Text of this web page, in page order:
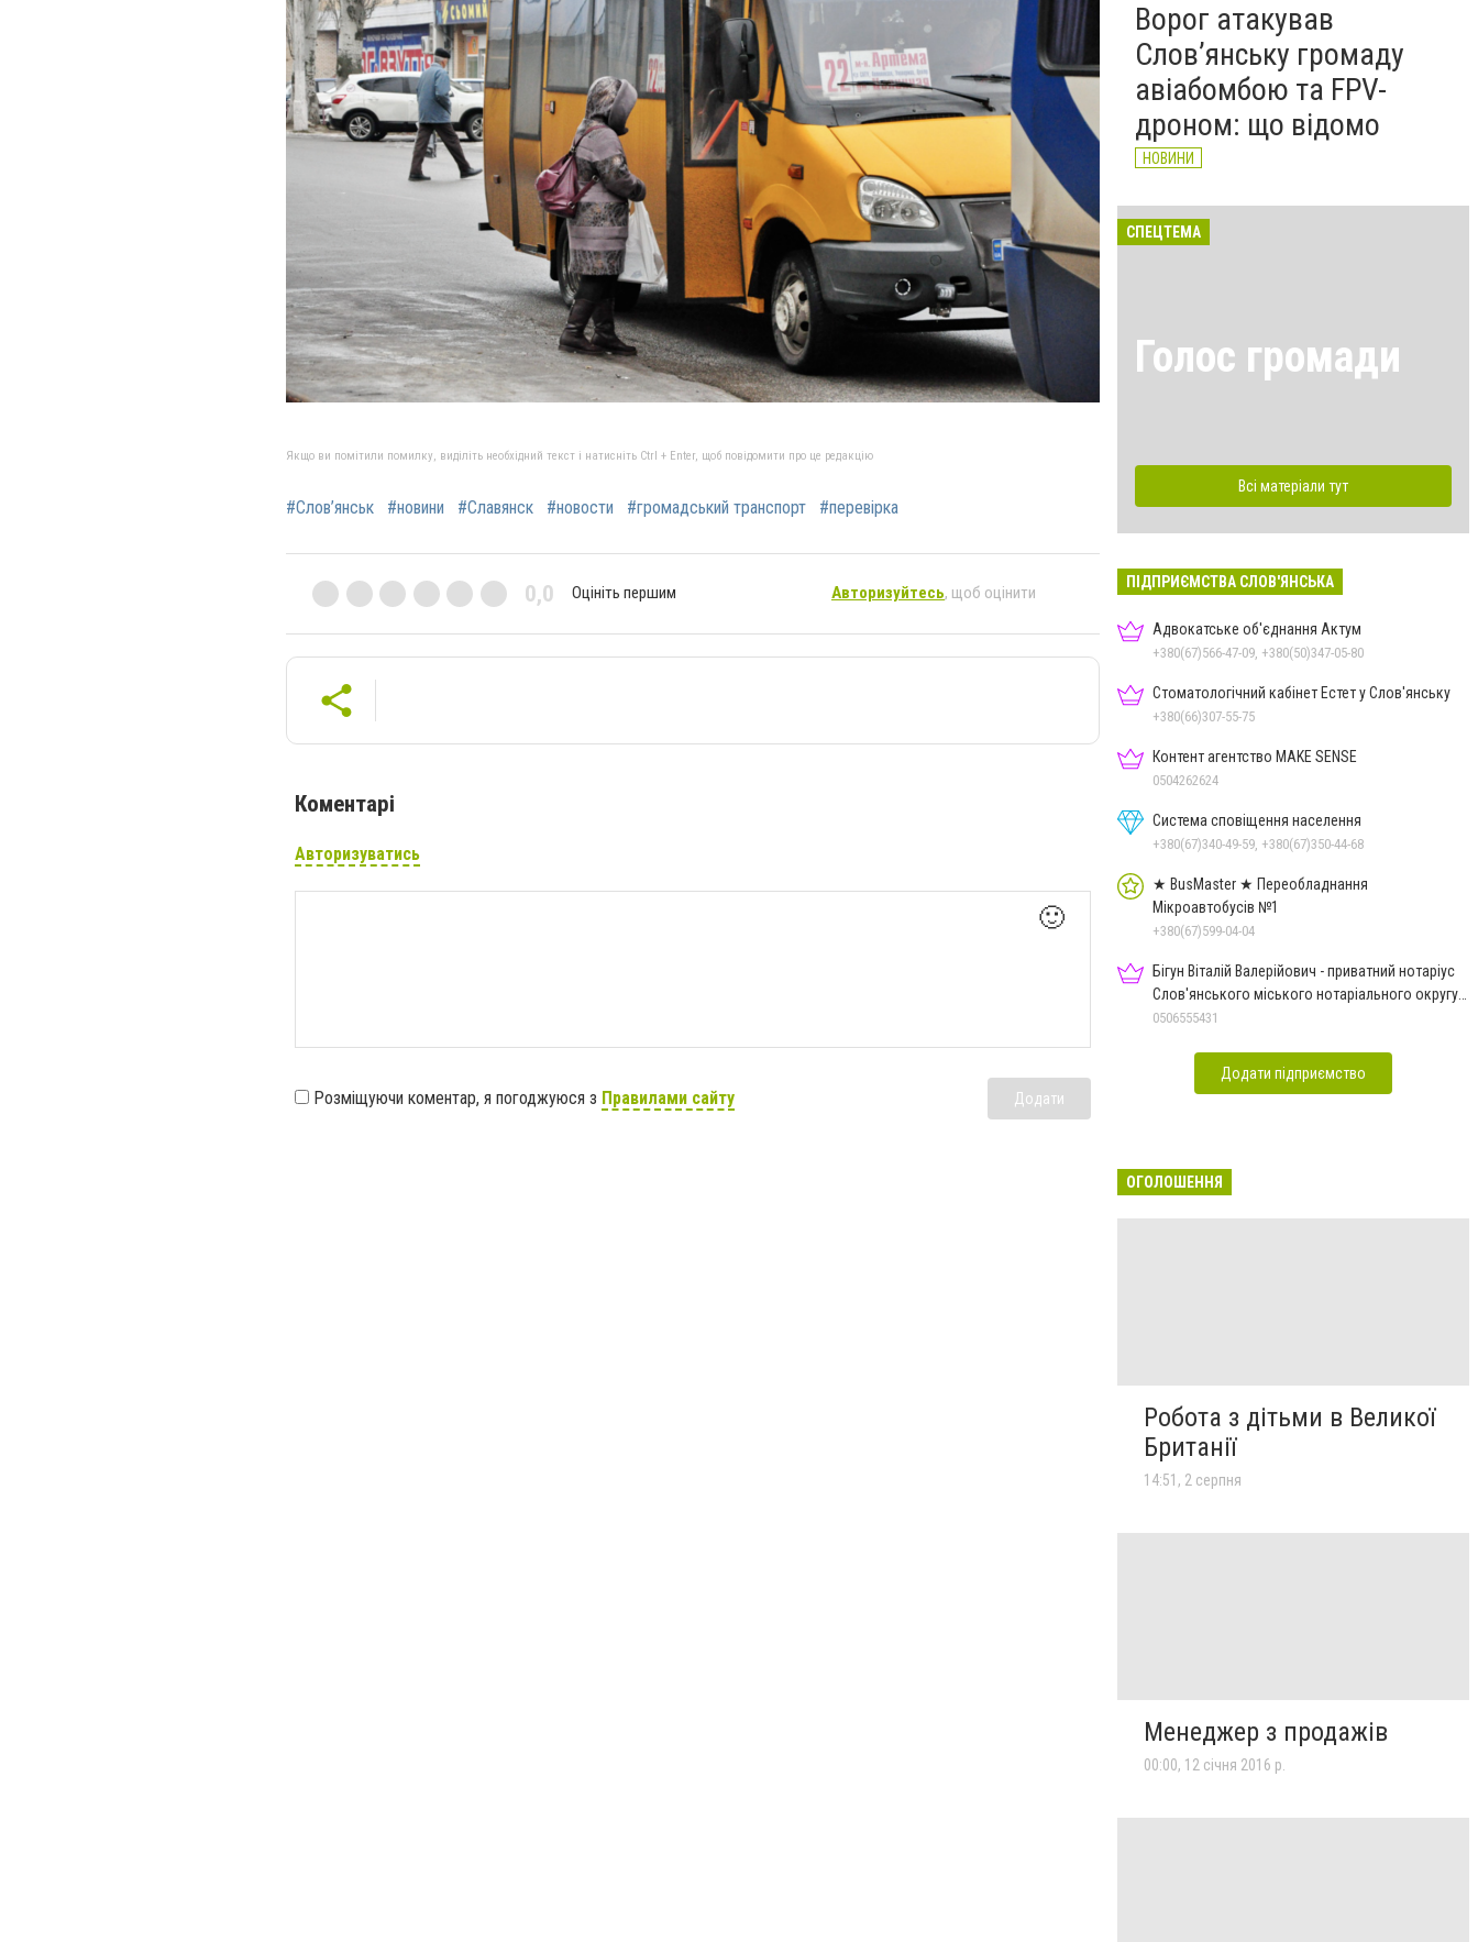
Якщо ви помітили помилку, виділіть необхідний текст і натисніть Ctrl + Enter, щоб повідомити про це редакцію
#Слов’янськ #новини #Славянск #новости #громадський транспорт #перевірка
0,0 Оцініть першим Авторизуйтесь, щоб оцінити
Коментарі
Авторизуватись
🙂
Розміщуючи коментар, я погоджуюся з Правилами сайту Додати
Ворог атакував
Слов’янську громаду
авіабомбою та FPV-
дроном: що відомо
НОВИНИ
СПЕЦТЕМА
Голос громади
Всі матеріали тут
ПІДПРИЄМСТВА СЛОВ'ЯНСЬКА
Адвокатське об'єднання Актум
+380(67)566-47-09, +380(50)347-05-80
Стоматологічний кабінет Естет у Слов'янську
+380(66)307-55-75
Контент агентство MAKE SENSE
0504262624
Система сповіщення населення
+380(67)340-49-59, +380(67)350-44-68
★ BusMaster ★ Переобладнання
Мікроавтобусів №1
+380(67)599-04-04
Бігун Віталій Валерійович - приватний нотаріус
Слов'янського міського нотаріального округу
Дон.обл.
0506555431
Додати підприємство
ОГОЛОШЕННЯ
Робота з дітьми в Великої
Британії
14:51, 2 серпня
Менеджер з продажів
00:00, 12 січня 2016 р.